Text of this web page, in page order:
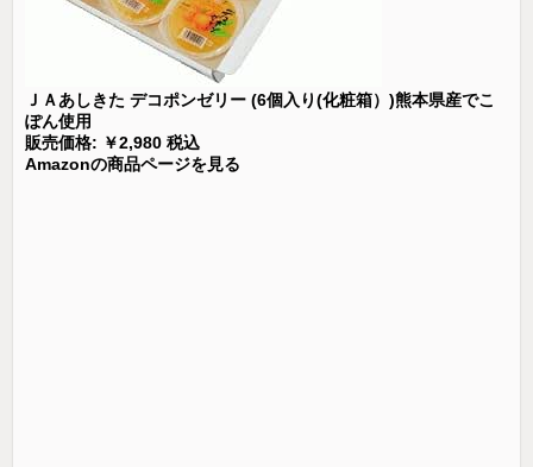
ＪＡあしきた デコポンゼリー (6個入り(化粧箱）)熊本県産でこ
ぽん使用
販売価格: ￥2,980 税込
Amazonの商品ページを見る